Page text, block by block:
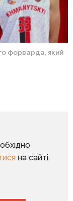
форварда, який
на сайті.